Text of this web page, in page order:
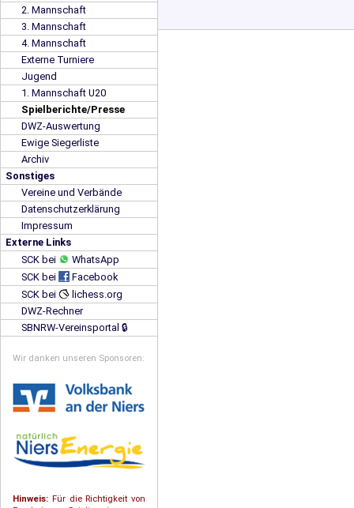
2. Mannschaft
3. Mannschaft
4. Mannschaft
Externe Turniere
Jugend
1. Mannschaft U20
Spielberichte/Presse
DWZ-Auswertung
Ewige Siegerliste
Archiv
Sonstiges
Vereine und Verbände
Datenschutzerklärung
Impressum
Externe Links
SCK bei
WhatsApp
SCK bei
Facebook
SCK bei
lichess.org
DWZ-Rechner
SBNRW-Vereinsportal 🔒
Wir danken unseren Sponsoren:
Hinweis: Für die Richtigkeit von